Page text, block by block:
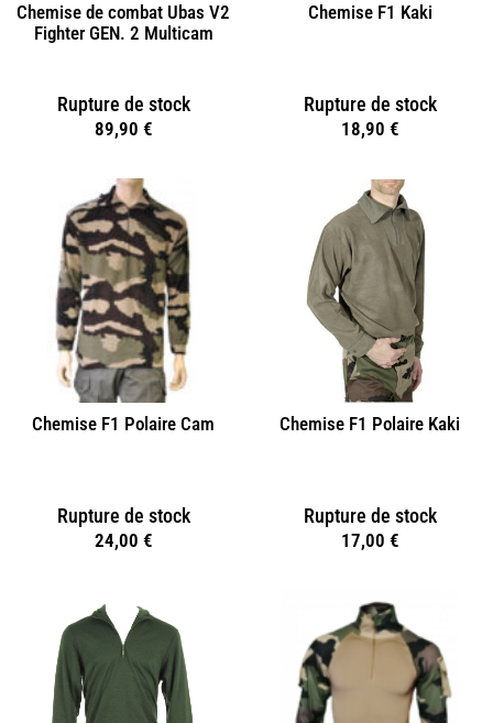
Chemise de combat Ubas V2
Fighter GEN. 2 Multicam
Rupture de stock
89,90 €
Chemise F1 Kaki
Rupture de stock
18,90 €
Chemise F1 Polaire Cam
Rupture de stock
24,00 €
Chemise F1 Polaire Kaki
Rupture de stock
17,00 €